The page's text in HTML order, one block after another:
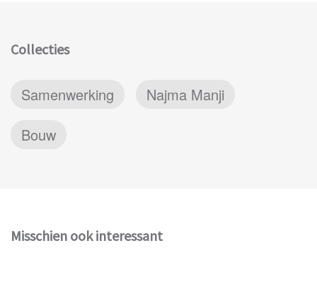
Collecties
Samenwerking
Najma Manji
Bouw
Misschien ook interessant